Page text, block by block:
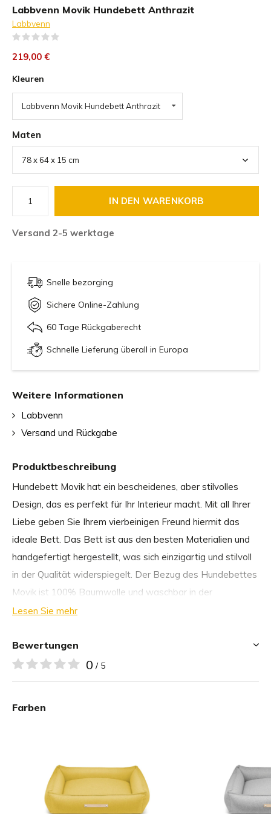
Labbvenn Movik Hundebett Anthrazit
Labbvenn
219,00 €
Kleuren
Labbvenn Movik Hundebett Anthrazit
Maten
IN DEN WARENKORB
Versand 2-5 werktage
Snelle bezorging
Sichere Online-Zahlung
60 Tage Rückgaberecht
Schnelle Lieferung überall in Europa
Produktbeschreibung
Hundebett Movik hat ein bescheidenes, aber stilvolles
Design, das es perfekt für Ihr Interieur macht. Mit all Ihrer
Liebe geben Sie Ihrem vierbeinigen Freund hiermit das
ideale Bett. Das Bett ist aus den besten Materialien und
handgefertigt hergestellt, was sich einzigartig und stilvoll
in der Qualität widerspiegelt. Der Bezug des Hundebettes
Movik ist 100% Baumwolle und waschbar in der
Waschmaschine. Die Schaumstofffüllung besteht aus
und verformungsbeständig und antiallergen macht.
Warum wir das Movik Hundebett von Labbvenn wählen:
Formstabil
Handgefertigt
Weich
Top-Qualität
Lesen Sie mehr
Weitere Informationen
Labbvenn
Versand und Rückgabe
Bewertungen
0 / 5
Farben